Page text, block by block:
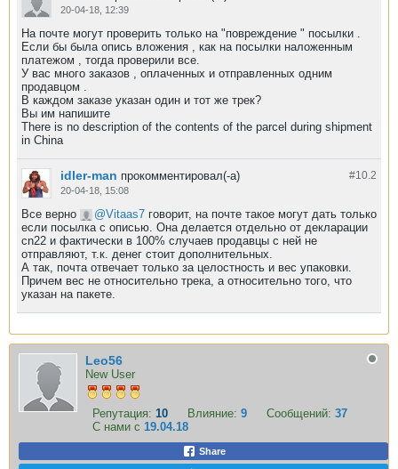
20-04-18, 12:39
На почте могут проверить только на "повреждение " посылки .
Если бы была опись вложения , как на посылки наложенным
платежом , тогда проверили все.
У вас много заказов , оплаченных и отправленных одним
продавцом .
В каждом заказе указан один и тот же трек?
Вы им напишите
There is no description of the contents of the parcel during shipment
in China
#10. 2
idler-man прокомментировал(-а)
20-04-18, 15:08
Все верно Vitaas7 говорит, на почте такое могут дать только
если посылка с описью. Она делается отдельно от декларации
cn22 и фактически в 100% случаев продавцы с ней не
отправляют, т.к. денег стоит дополнительных.
А так, почта отвечает только за целостность и вес упаковки.
Причем вес не относительно трека, а относительно того, что
указан на пакете.
Leo56
New User
Репутация: 10 Влияние: 9 Сообщений: 37
С нами с 19.04.18
Share